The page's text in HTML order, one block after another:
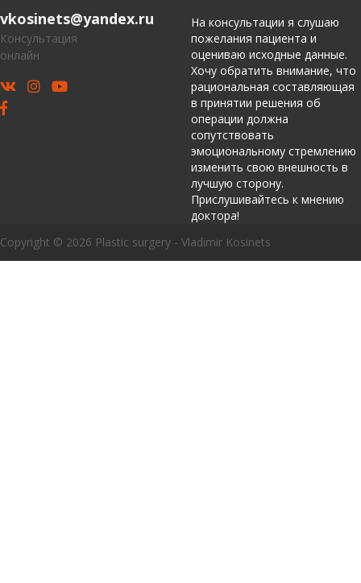
vkosinets@yandex.ru
Консультация
онлайн
На консультации я слушаю
пожелания пациента и
оцениваю исходные данные.
Хочу обратить внимание, что
рациональная составляющая
в принятии решения об
операции должна
сопутствовать
эмоциональному стремлению
изменить свою внешность в
лучшую сторону.
Прислушивайтесь к мнению
доктора!
Copyright © 2026 Plastic surgery - Vladimir Kosinets